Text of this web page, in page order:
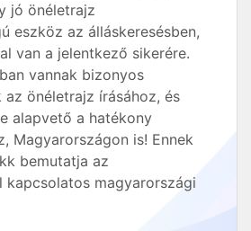
jó önéletrajz
eszköz az álláskeresésben,
van a jelentkező sikerére.
vannak bizonyos
az önéletrajz írásához, és
alapvető a hatékony
Magyarországon is! Ennek
bemutatja az
kapcsolatos magyarországi